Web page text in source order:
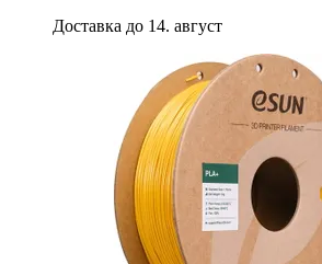
Доставка до 14. август